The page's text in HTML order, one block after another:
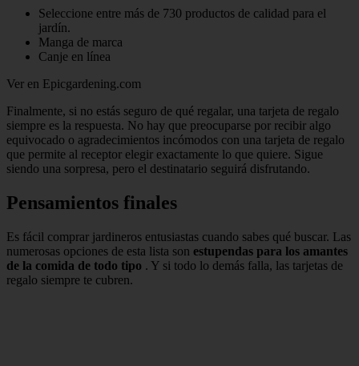
Seleccione entre más de 730 productos de calidad para el
jardín.
Manga de marca
Canje en línea
Ver en Epicgardening.com
Finalmente, si no estás seguro de qué regalar, una tarjeta de regalo
siempre es la respuesta. No hay que preocuparse por recibir algo
equivocado o agradecimientos incómodos con una tarjeta de regalo
que permite al receptor elegir exactamente lo que quiere. Sigue
siendo una sorpresa, pero el destinatario seguirá disfrutando.
Pensamientos finales
Es fácil comprar jardineros entusiastas cuando sabes qué buscar. Las
numerosas opciones de esta lista son estupendas para los amantes
de la comida de todo tipo . Y si todo lo demás falla, las tarjetas de
regalo siempre te cubren.